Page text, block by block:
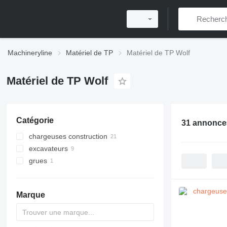
Machineryline Matériel de TP Matériel de TP Wolf
Matériel de TP Wolf
Catégorie
chargeuses construction
chargeuses multifonctionnelles
chargeuses articulées
mini-chargeuses sur chenilles
mini-chargeuses
excavateurs
mini-pelles
grues
Marque
31